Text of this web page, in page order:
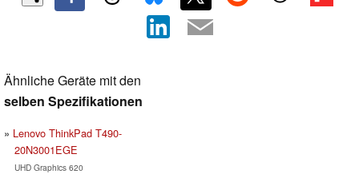
Ähnliche Geräte mit den
selben Spezifikationen
Lenovo ThinkPad T490-
20N3001EGE
UHD Graphics 620